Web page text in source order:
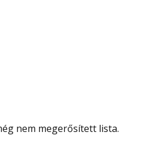
nem megerősített lista.